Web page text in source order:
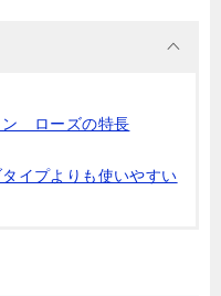
ローズの特長
イプよりも使いやすい